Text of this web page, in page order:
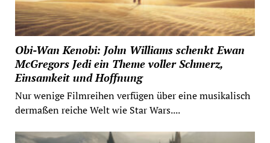
Obi-Wan Kenobi: John Williams schenkt Ewan
McGregors Jedi ein Theme voller Schmerz,
Einsamkeit und Hoffnung
Nur wenige Filmreihen verfügen über eine musikalisch
dermaßen reiche Welt wie Star Wars....